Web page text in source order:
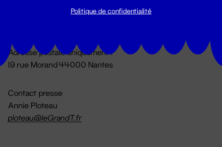
Du lundi au vendredi 14h → 18h
Adresse postale uniquement :
19 rue Morand 44000 Nantes
Contact presse
Annie Ploteau
ploteau@leGrandT.fr
Politique de confidentialité